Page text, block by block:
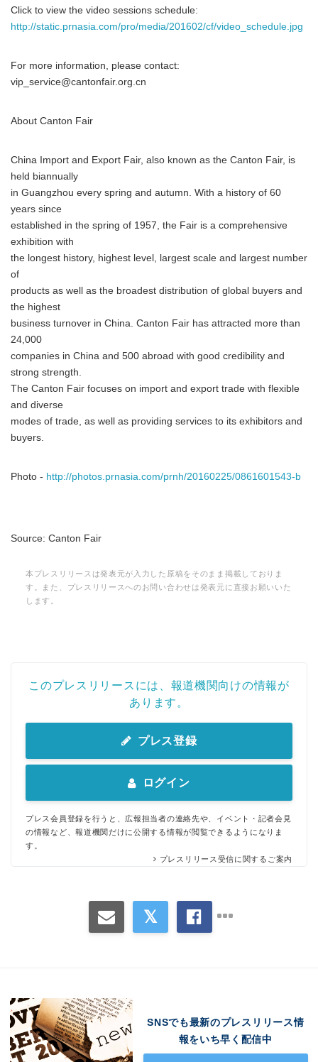
Click to view the video sessions schedule:
http://static.prnasia.com/pro/media/201602/cf/video_schedule.jpg
For more information, please contact:
vip_service@cantonfair.org.cn
About Canton Fair
China Import and Export Fair, also known as the Canton Fair, is
held biannually
in Guangzhou every spring and autumn. With a history of 60
years since
established in the spring of 1957, the Fair is a comprehensive
exhibition with
the longest history, highest level, largest scale and largest number
of
products as well as the broadest distribution of global buyers and
the highest
business turnover in China. Canton Fair has attracted more than
24,000
companies in China and 500 abroad with good credibility and
strong strength.
The Canton Fair focuses on import and export trade with flexible
and diverse
modes of trade, as well as providing services to its exhibitors and
buyers.
Photo - http://photos.prnasia.com/prnh/20160225/0861601543-b
Source: Canton Fair
本プレスリリースは発表元が入力した原稿をそのまま掲載しておりま
す。また、プレスリリースへのお問い合わせは発表元に直接お願いいた
します。
このプレスリリースには、報道機関向けの情報が
あります。
プレス登録
ログイン
プレス会員登録を行うと、広報担当者の連絡先や、イベント・記者会見
の情報など、報道機関だけに公開する情報が閲覧できるようになりま
す。
プレスリリース受信に関するご案内
SNSでも最新のプレスリリース情
報をいち早く配信中